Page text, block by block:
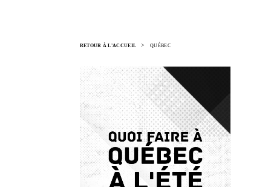
RETOUR À L'ACCUEIL > QUÉBEC